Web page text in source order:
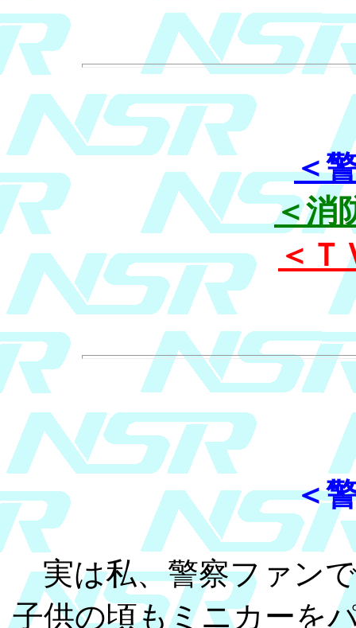
＜
＜消
＜Ｔ
＜
実は私、警察ファン
子供の頃もミニカーを